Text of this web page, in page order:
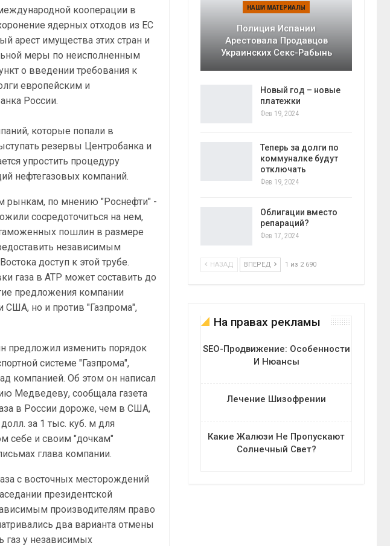
кооперации в
ядерных отходов из ЕС
арест имущества этих стран и
меры по неисполненным
о введении требования к
европейским и
России.
которые попали в
резервы Центробанка и
упростить процедуру
нефтегазовых компаний.
рынкам, по мнению "Роснефти" -
сосредоточиться на нем,
пошлин в размере
независимым
доступ к этой трубе.
газа в АТР может составить до
предложения компании
США, но и против "Газпрома",
предложил изменить порядок
системе "Газпрома",
компанией. Об этом он написал
Медведеву, сообщала газета
в России дороже, чем в США,
за 1 тыс. куб. м для
себе и своим "дочкам"
глава компании.
с восточных месторождений
президентской
производителям право
два варианта отмены
газ у независимых
НАШИ МАТЕРИАЛЫ
Полиция Испании
Арестовала Продавцов
Украинских Секс-Рабынь
Новый год – новые
платежки
Фев 19, 2024
Теперь за долги по
коммуналке будут
отключать
Фев 19, 2024
Облигации вместо
репараций?
Фев 17, 2024
НАЗАД ВПЕРЕД 1 из 2 690
На правах рекламы
SEO-Продвижение: Особенности
И Нюансы
Лечение Шизофрении
Какие Жалюзи Не Пропускают
Солнечный Свет?